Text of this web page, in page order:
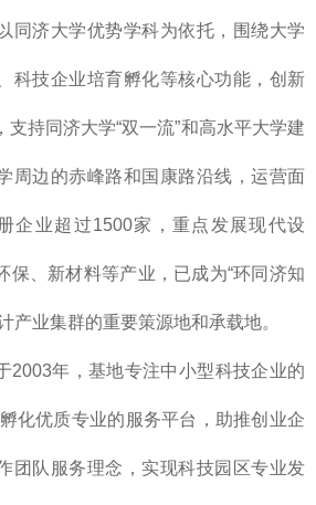
同济大学优势学科为依托，围绕大学
科技企业培育孵化等核心功能，创新
持同济大学“双一流”和高水平大学建
周边的赤峰路和国康路沿线，运营面
企业超过1500家，重点发展现代设
保、新材料等产业，已成为“环同济知
产业集群的重要策源地和承载地。
2003年，基地专注中小型科技企业的
化优质专业的服务平台，助推创业企
团队服务理念，实现科技园区专业发